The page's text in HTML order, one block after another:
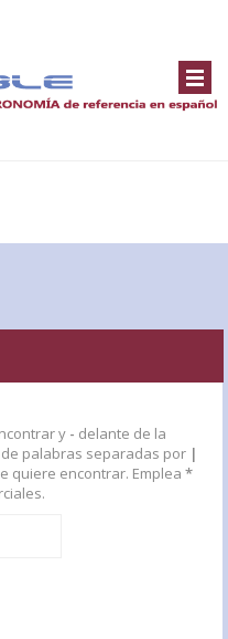
y - delante de la
palabras separadas por |
quiere encontrar. Emplea *